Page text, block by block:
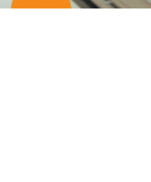
soldes d’été prolongés